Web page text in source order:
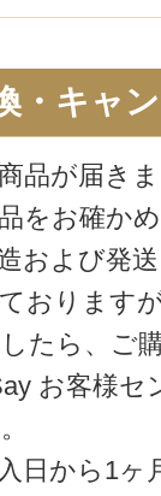
ついて
い方法
ント